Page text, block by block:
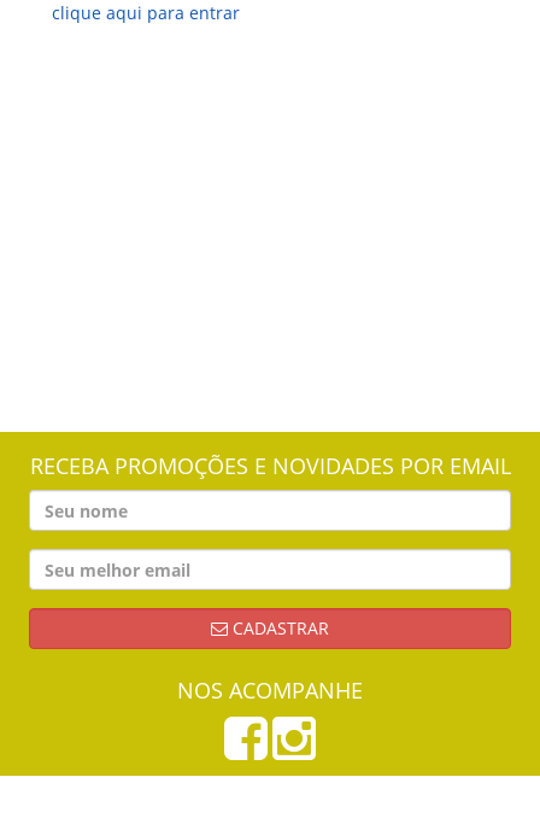
clique aqui para entrar
RECEBA PROMOÇÕES E NOVIDADES POR EMAIL
CADASTRAR
NOS ACOMPANHE